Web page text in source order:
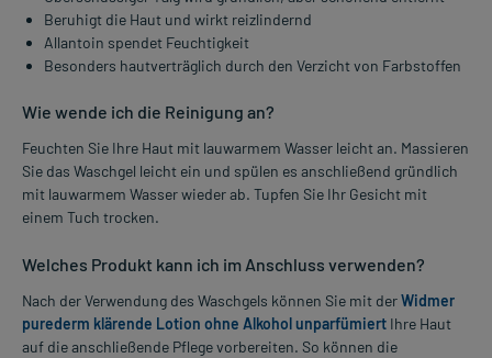
Beruhigt die Haut und wirkt reizlindernd
Allantoin spendet Feuchtigkeit
Besonders hautverträglich durch den Verzicht von Farbstoffen
Wie wende ich die Reinigung an?
Feuchten Sie Ihre Haut mit lauwarmem Wasser leicht an. Massieren
Sie das Waschgel leicht ein und spülen es anschließend gründlich
mit lauwarmem Wasser wieder ab. Tupfen Sie Ihr Gesicht mit
einem Tuch trocken.
Welches Produkt kann ich im Anschluss verwenden?
Nach der Verwendung des Waschgels können Sie mit derWidmer
purederm klärende Lotion ohne Alkohol unparfümiert Ihre Haut
auf die anschließende Pflege vorbereiten. So können die